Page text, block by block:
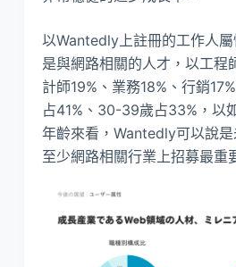
以Wantedly上註冊的工作人
是與網路相關的人才，以工程
計師19%、業務18%、行銷
占41%、30-39歲占33%，以
年齡來看，Wantedly可以說是
至少網路相關行業上招募最重